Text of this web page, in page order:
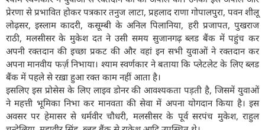
प्रेरणा से प्रभावित होकर पत्रकार तनुज लाटा, प्रहलाद राणा गोपालपुरा, पवन शीलू
लोढ़सर, इस्लाम कादरी, कसूम्बी के अनिल पिलानिया, हरी प्रजापत, पुखराज
राठी, मलसीसर के मुकेश दत ने उसी समय सुजानगढ़ ब्लड बैंक में पहुंच कर
अपनी रक्तदान की इच्छा प्रकट की और वहां इन सभी युवाओं ने रक्तदान कर
अपना मानवीय फर्ज़ निभाया। श्याम स्वर्णकार ने बताया कि प्लेटलेट के लिए ब्लड
बैंक में पहले से रख़ा हुआ रक्त काम नहीं आता है।
इसलिए इस प्रोसेस के लिए लाइव डोनर की आवश्यकता पड़ती है, जिसमें युवाओं
ने महत्ती भूमिका निभा कर मानवता की सेवा में अपना योगदान किया है। इस
अवसर पर हेमासर से धर्मवीर चौधरी, मलसीसर के पूर्व सरपंच मुकेश, राहुल